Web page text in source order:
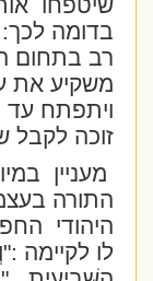
שיטפחו
בדומה
רב בתחום
משקיע את
ויתפתח עד
זוכה לקבל
מעניין
התורה
היהודי החפץ
לו לקיימה :"